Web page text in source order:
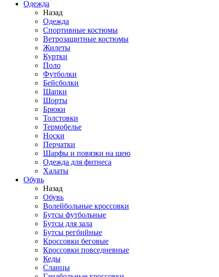
Одежда
Назад
Одежда
Спортивные костюмы
Ветрозащитные костюмы
Жилеты
Куртки
Поло
Футболки
Бейсболки
Шапки
Шорты
Брюки
Толстовки
Термобелье
Носки
Перчатки
Шарфы и повязки на шею
Одежда для фитнеса
Халаты
Обувь
Назад
Обувь
Волейбольные кроссовки
Бутсы футбольные
Бутсы для зала
Бутсы регбийные
Кроссовки беговые
Кроссовки повседневные
Кеды
Сланцы